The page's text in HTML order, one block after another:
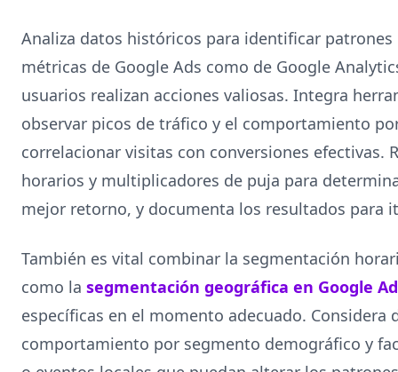
Analiza datos históricos para identificar
métricas de Google Ads como de Google
usuarios realizan acciones valiosas. Integra
observar picos de tráfico y el comportamiento
correlacionar visitas con conversiones efectivas.
horarios y multiplicadores de puja para
mejor retorno, y documenta los resultados para
También es vital combinar la segmentación
como la segmentación geográfica en Google
específicas en el momento adecuado.
comportamiento por segmento demográfico y